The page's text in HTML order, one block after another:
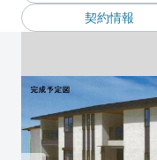
契約情報